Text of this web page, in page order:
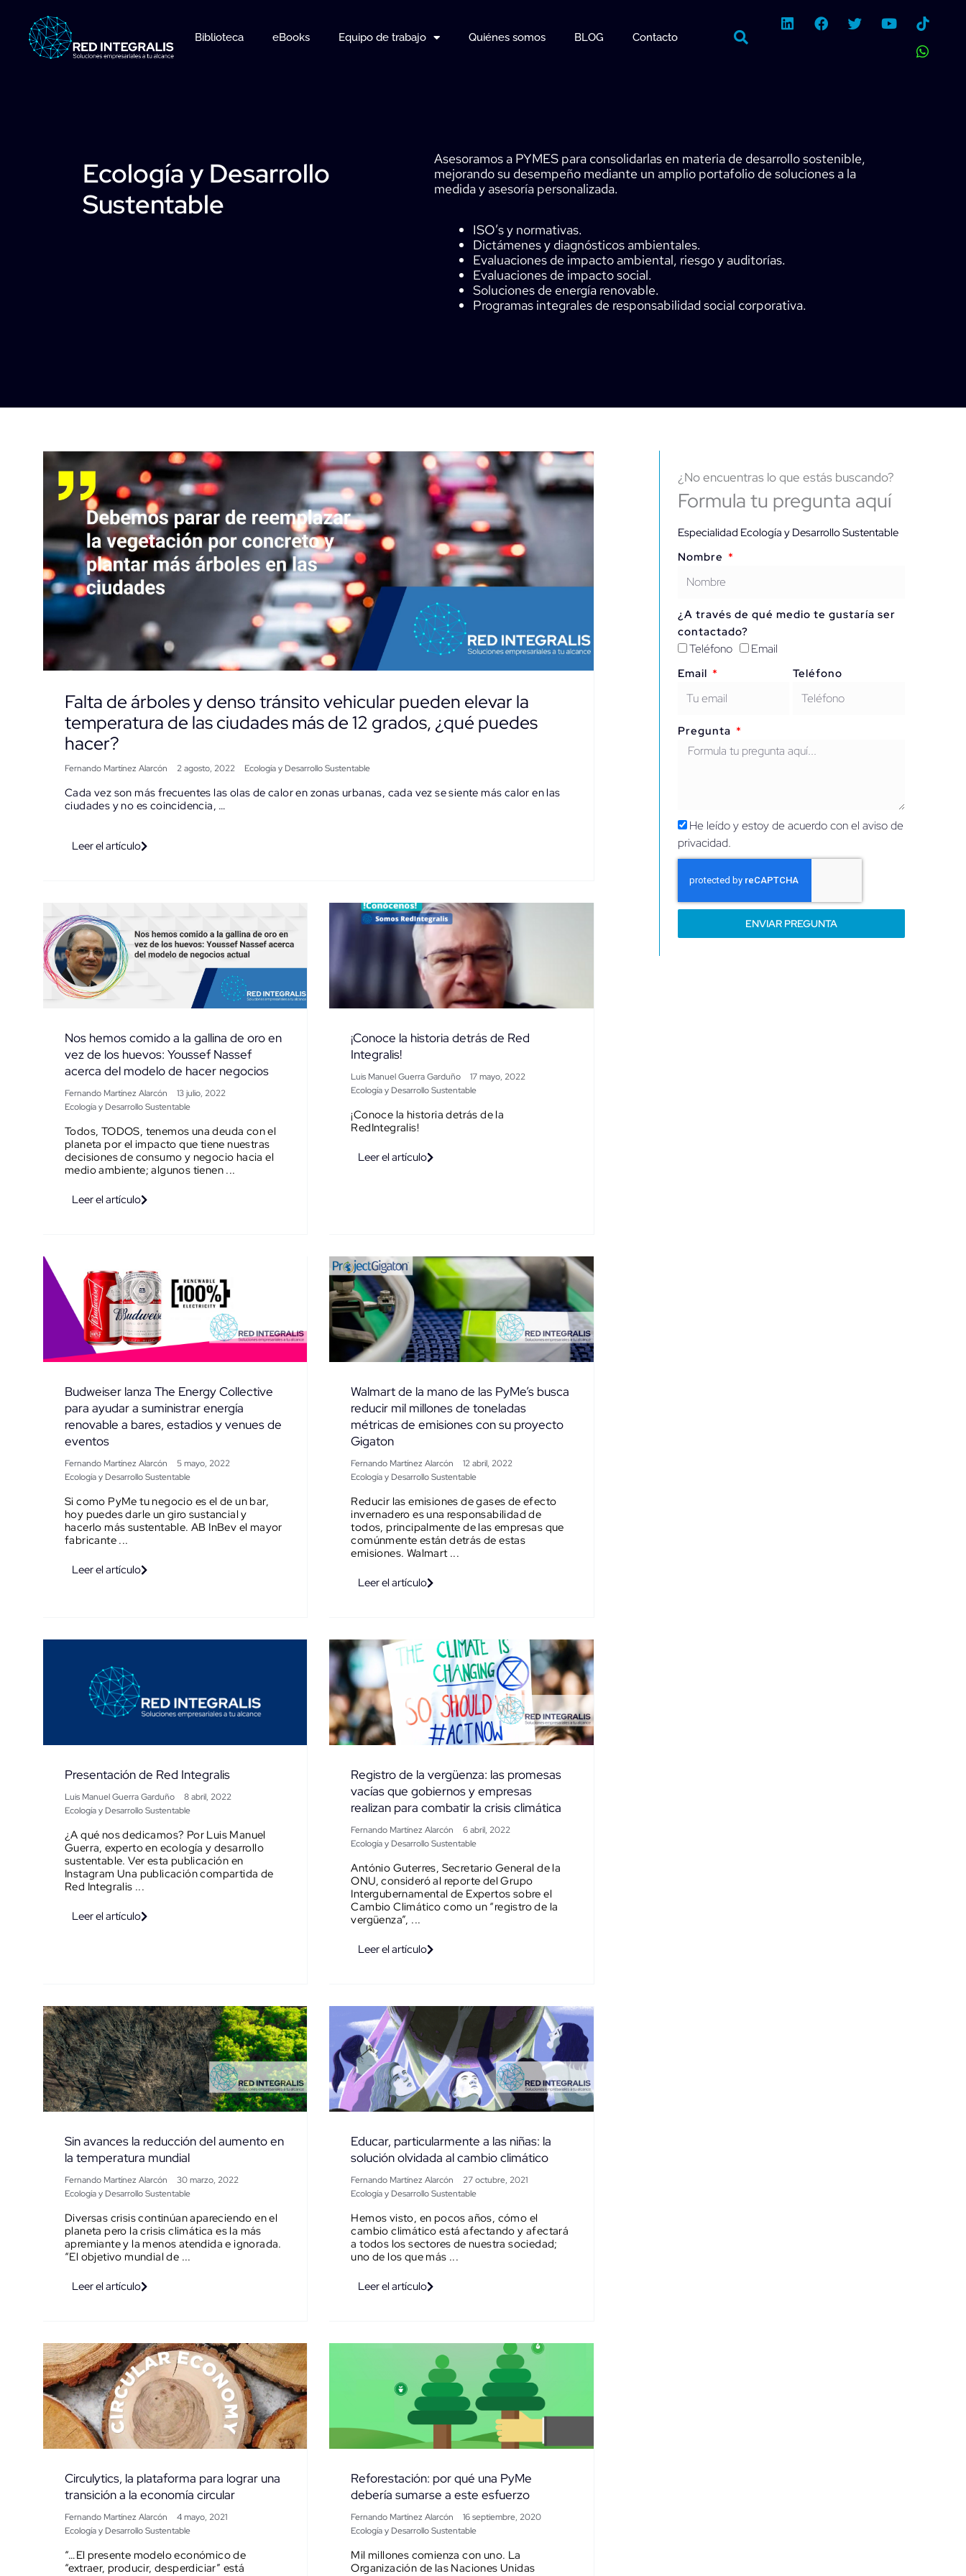
contenido
Biblioteca eBooks Equipo de trabajo Quiénes somos BLOG Contacto
L
i
F
a
T
w
Y
o
W
h
a
t
Ecología y Desarrollo
Sustentable
Asesoramos a PYMES para consolidarlas en materia de desarrollo sostenible,
mejorando su desempeño mediante un amplio portafolio de soluciones a la
medida y asesoría personalizada.
ISO’s y normativas.
Dictámenes y diagnósticos ambientales.
Evaluaciones de impacto ambiental, riesgo y auditorías.
Evaluaciones de impacto social.
Soluciones de energía renovable.
Programas integrales de responsabilidad social corporativa.
Falta de árboles y denso tránsito vehicular pueden elevar la
temperatura de las ciudades más de 12 grados, ¿qué puedes
hacer?
Fernando Martínez Alarcón 2 agosto, 2022 Ecología y Desarrollo Sustentable
Cada vez son más frecuentes las olas de calor en zonas urbanas, cada vez se siente más calor en las
ciudades y no es coincidencia, …
Leer el artículo
Nos hemos comido a la gallina de oro en
vez de los huevos: Youssef Nassef
acerca del modelo de hacer negocios
Fernando Martínez Alarcón
13 julio, 2022
Ecología y Desarrollo Sustentable
Todos, TODOS, tenemos una deuda con el
planeta por el impacto que tiene nuestras
decisiones de consumo y negocio hacia el
medio ambiente; algunos tienen ...
Leer el artículo
¡Conoce la historia detrás de Red
Integralis!
Luis Manuel Guerra Garduño
17 mayo, 2022
Ecología y Desarrollo Sustentable
¡Conoce la historia detrás de la
RedIntegralis!
Leer el artículo
Budweiser lanza The Energy Collective
para ayudar a suministrar energía
renovable a bares, estadios y venues de
eventos
Fernando Martínez Alarcón
5 mayo, 2022
Ecología y Desarrollo Sustentable
Si como PyMe tu negocio es el de un bar,
hoy puedes darle un giro sustancial y
hacerlo más sustentable. AB InBev el mayor
fabricante ...
Leer el artículo
Walmart de la mano de las PyMe’s busca
reducir mil millones de toneladas
métricas de emisiones con su proyecto
Gigaton
Fernando Martínez Alarcón
12 abril, 2022
Ecología y Desarrollo Sustentable
Reducir las emisiones de gases de efecto
invernadero es una responsabilidad de
todos, principalmente de las empresas que
comúnmente están detrás de estas
emisiones. Walmart ...
Leer el artículo
Presentación de Red Integralis
Luis Manuel Guerra Garduño
8 abril, 2022
Ecología y Desarrollo Sustentable
¿A qué nos dedicamos? Por Luis Manuel
Guerra, experto en ecología y desarrollo
sustentable. Ver esta publicación en
Instagram Una publicación compartida de
Red Integralis ...
Leer el artículo
Registro de la vergüenza: las promesas
vacías que gobiernos y empresas
realizan para combatir la crisis climática
Fernando Martínez Alarcón
6 abril, 2022
Ecología y Desarrollo Sustentable
António Guterres, Secretario General de la
ONU, consideró al reporte del Grupo
Intergubernamental de Expertos sobre el
Cambio Climático como un “registro de la
vergüenza”, ...
Leer el artículo
Sin avances la reducción del aumento en
la temperatura mundial
Fernando Martínez Alarcón
30 marzo, 2022
Ecología y Desarrollo Sustentable
Diversas crisis continúan apareciendo en el
planeta pero la crisis climática es la más
apremiante y la menos atendida e ignorada.
“El objetivo mundial de ...
Leer el artículo
Educar, particularmente a las niñas: la
solución olvidada al cambio climático
Fernando Martínez Alarcón
27 octubre, 2021
Ecología y Desarrollo Sustentable
Hemos visto, en pocos años, cómo el
cambio climático está afectando y afectará
a todos los sectores de nuestra sociedad;
uno de los que más ...
Leer el artículo
Circulytics, la plataforma para lograr una
transición a la economía circular
Fernando Martínez Alarcón
4 mayo, 2021
Ecología y Desarrollo Sustentable
“…El presente modelo económico de
“extraer, producir, desperdiciar” está
Reforestación: por qué una PyMe
debería sumarse a este esfuerzo
Fernando Martínez Alarcón
16 septiembre, 2020
Ecología y Desarrollo Sustentable
Mil millones comienza con uno. La
Organización de las Naciones Unidas
¿No encuentras lo que estás buscando?
Formula tu pregunta aquí
Especialidad Ecología y Desarrollo Sustentable
Nombre
¿A través de qué medio te gustaría ser
contactado?
Teléfono Email
Email Teléfono
Pregunta
He leído y estoy de acuerdo con el aviso de
privacidad.
ENVIAR PREGUNTA